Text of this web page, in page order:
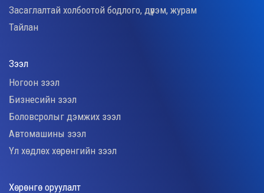
Засаглалтай холбоотой бодлого, дүрэм, журам
Тайлан
Зээл
Ногоон зээл
Бизнесийн зээл
Боловсролыг дэмжих зээл
Автомашины зээл
Үл хөдлөх хөрөнгийн зээл
Хөрөнгө оруулалт